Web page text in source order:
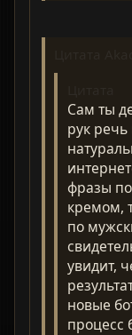
Сам ты
рук
фразы по
кремом,
по
увидит,
новые
процесс